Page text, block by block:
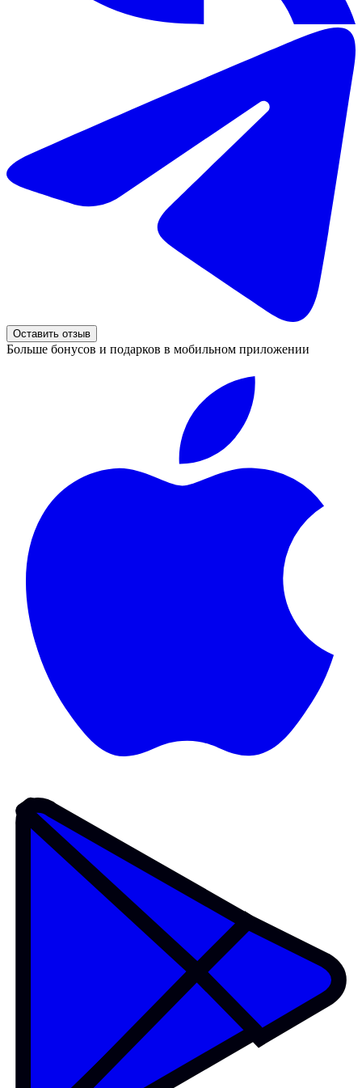
Оставить отзыв
Больше бонусов и подарков в мобильном приложении